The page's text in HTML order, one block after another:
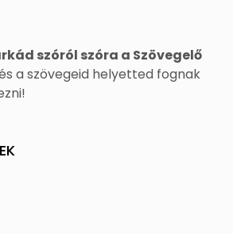
szóról szóra a Szövegelő
a szövegeid helyetted fognak